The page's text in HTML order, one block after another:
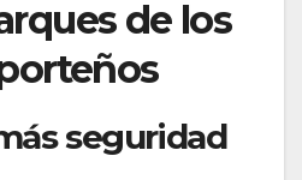
de los
seguridad